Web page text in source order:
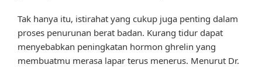
Tak hanya itu, istirahat yang cukup juga penting dalam
proses penurunan berat badan. Kurang tidur dapat
menyebabkan peningkatan hormon ghrelin yang
membuatmu merasa lapar terus menerus. Menurut Dr.